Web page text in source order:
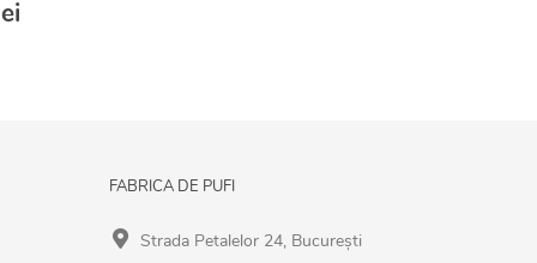
FABRICA DE PUFI
Strada Petalelor 24, București